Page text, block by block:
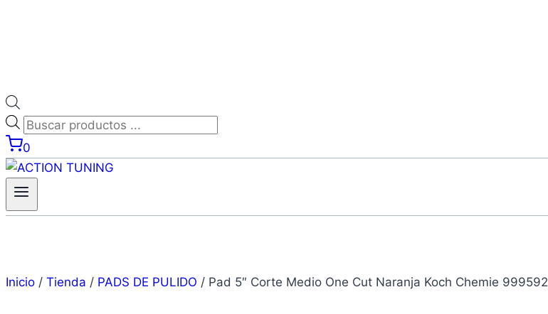
0
Inicio / Tienda / PADS DE PULIDO / Pad 5″ Corte Medio One Cut Naranja Koch Chemie 999592